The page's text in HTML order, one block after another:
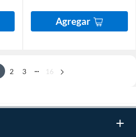
Agregar
2 3 ... 16